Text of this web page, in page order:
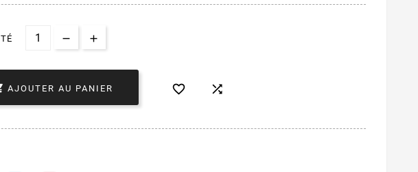
AJOUTER AU PANIER  